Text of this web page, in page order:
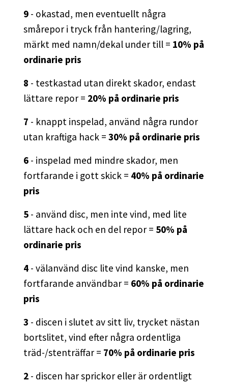
9 - okastad, men eventuellt några
smårepor i tryck från hantering/lagring,
märkt med namn/dekal under till = 10% på
ordinarie pris
8 - testkastad utan direkt skador, endast
lättare repor = 20% på ordinarie pris
7 - knappt inspelad, använd några rundor
utan kraftiga hack = 30% på ordinarie pris
6 - inspelad med mindre skador, men
fortfarande i gott skick = 40% på ordinarie
pris
5 - använd disc, men inte vind, med lite
lättare hack och en del repor = 50% på
ordinarie pris
4 - välanvänd disc lite vind kanske, men
fortfarande användbar = 60% på ordinarie
pris
3 - discen i slutet av sitt liv, trycket nästan
bortslitet, vind efter några ordentliga
träd-/stenträffar = 70% på ordinarie pris
2 - discen har sprickor eller är ordentligt